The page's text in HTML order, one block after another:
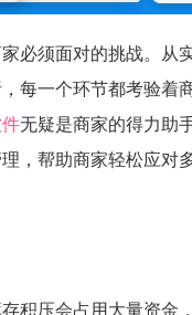
必须面对的挑战。从
每一个环节都考验着
无疑是商家的得力助
，帮助商家轻松应对
积压会占用大量资金